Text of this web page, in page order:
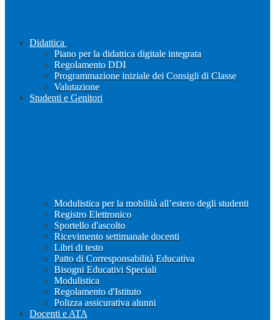
Didattica
Piano per la didattica digitale integrata
Regolamento DDI
Programmazione iniziale dei Consigli di Classe
Valutazione
Studenti e Genitori
Modulistica per la mobilità all’estero degli studenti
Registro Elettronico
Sportello d'ascolto
Ricevimento settimanale docenti
Libri di testo
Patto di Corresponsabilità Educativa
Bisogni Educativi Speciali
Modulistica
Regolamento d'Istituto
Polizza assicurativa alunni
Docenti e ATA